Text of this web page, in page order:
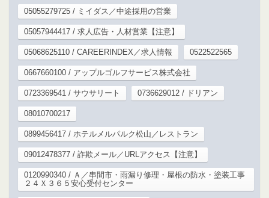
05055279725 / ミイダス／中途採用の営業
05057944417 / 求人広告・人材営業【注意】
05068625110 / CAREERINDEX／求人情報 0522522565
0667660100 / アップルゴルフサービス株式会社
0723369541 / サウサリート 0736629012 / ドリアン
08010700217
0899456417 / ホテルメルパルク松山／レストラン
09012478377 / 詐欺メール／URLアクセス【注意】
0120990340 / Ａ／串間市・雨漏り修理・屋根の防水・塗装工事
２４Ｘ３６５安心受付センター